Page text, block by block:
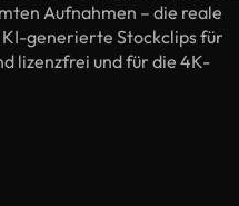
Aufnahmen – die reale
generierte Stockclips für
lizenzfrei und für die 4K-